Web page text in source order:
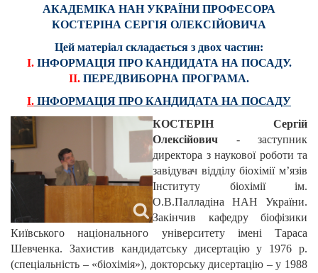
АКАДЕМІКА НАН УКРАЇНИ ПРОФЕСОРА
КОСТЕРІНА СЕРГІЯ ОЛЕКСІЙОВИЧА
Цей матеріал складається з двох частин:
І.ІНФОРМАЦІЯ ПРО КАНДИДАТА НА ПОСАДУ.
ІІ. ПЕРЕДВИБОРНА ПРОГРАМА.
І. ІНФОРМАЦІЯ ПРО КАНДИДАТА НА ПОСАДУ
КОСТЕРІН Сергій
Олексійович - заступник
директора з наукової роботи та
завідувач відділу біохімії м’язів
Інституту біохімії ім.
О.В.Палладіна НАН України.
Закінчив кафедру біофізики
Київського національного університету імені Тараса
Шевченка. Захистив кандидатську дисертацію у 1976 р.
(спеціальність – «біохімія»), докторську дисертацію – у 1988